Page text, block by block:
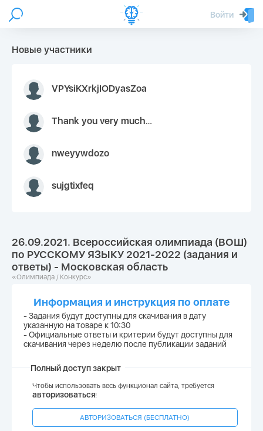
Войти
Новые участники
VPYsiKXrkjIODyasZoa
Thank you very much for your inquiry We appreciate you 9126052 https://youtube.com faceapple !
nweyywdozo
sujgtixfeq
26.09.2021. Всероссийская олимпиада (ВОШ)
по РУССКОМУ ЯЗЫКУ 2021-2022 (задания и
ответы) - Московская область
«Олимпиада / Конкурс»
Информация и инструкция по оплате
- Задания будут доступны для скачивания в дату
указанную на товаре к 10:30
- Официальные ответы и критерии будут доступны для
скачивания через неделю после публикации заданий
Полный доступ закрыт
Чтобы использовать весь функционал сайта, требуется
авторизоваться!
АВТОРИЗОВАТЬСЯ (БЕСПЛАТНО)